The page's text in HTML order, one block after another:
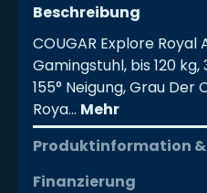
Beschreibung
COUGAR Explore Royal
Gamingstuhl, bis 120
155° Neigung, Grau Der
Roya… Mehr
Produktinformation
Finanzierung